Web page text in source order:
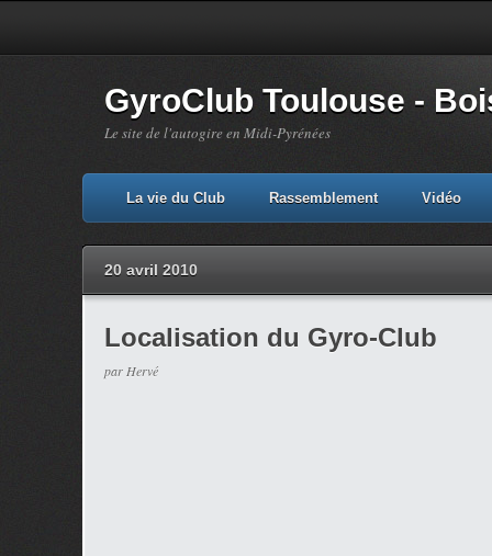
GyroClub Toulouse -
Le site de l'autogire en Midi-Pyrénées
La vie du Club Rassemblement Vidéo
20 avril 2010
Localisation du Gyro-Club
par Hervé